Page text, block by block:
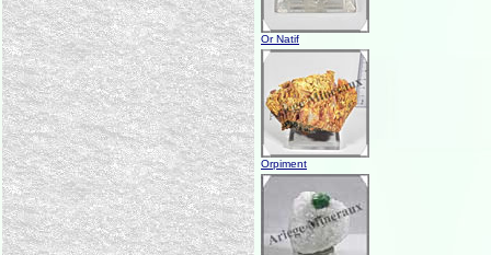
Or Natif
Orpiment